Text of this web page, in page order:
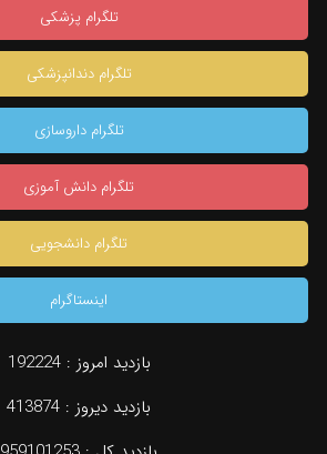
تلگرام پزشکی
تلگرام دندانپزشکی
تلگرام داروسازی
تلگرام دانش آموزی
تلگرام دانشجویی
اینستاگرام
بازدید امروز :192224
بازدید دیروز : 413874